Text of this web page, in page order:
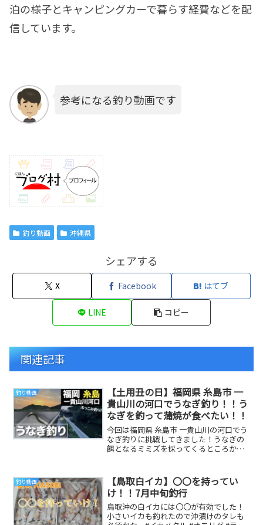
泊の様子とキャンピングカーで暮らす経費などを配
信しています。
参考になる釣り動画です
釣り動画 沖縄県
シェアする
X Facebook はてブ
LINE コピー
関連記事
釣り動画
【土用丑の日】福岡県 糸島市 一
貴山川の河口でうなぎ釣り！！う
なぎを釣って蒲焼が食べたい！！
今回は福岡県 糸島市 一貴山川の河口でう
なぎ釣りに挑戦してきました！うなぎの
餌となるミミズを採ってくるところから
釣り動画
【鳥取白イカ】〇〇を持ってい
け！！7月中旬釣行
鳥取沖の白イカには〇〇が有効でした！
小さいイカも釣れたので沖漬けのタレも